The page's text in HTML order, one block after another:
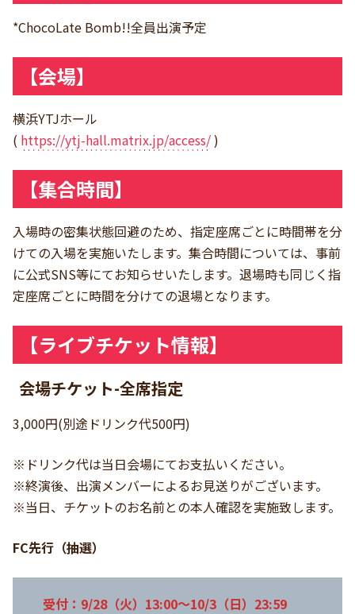
*ChocoLate Bomb!!全員出演予定
【会場】
横浜YTJホール
( https://ytj-hall.matrix.jp/access/)
【集合時間】
入場時の密集状態回避のため、指定座席ごとに時間帯を分
けての入場を実施いたします。集合時間については、事前
に公式SNS等にてお知らせいたします。退場時も同じく指
定座席ごとに時間を分けての退場となります。
【ライブチケット情報】
会場チケット-全席指定
3,000円(別途ドリンク代500円)
※ドリンク代は当日会場にてお支払いください。
※終演後、出演メンバーによるお見送りがございます。
※当日、チケットのお名前との本人確認を実施致します。
FC先行（抽選）
受付：9/28（火）13:00～10/3（日）23:59